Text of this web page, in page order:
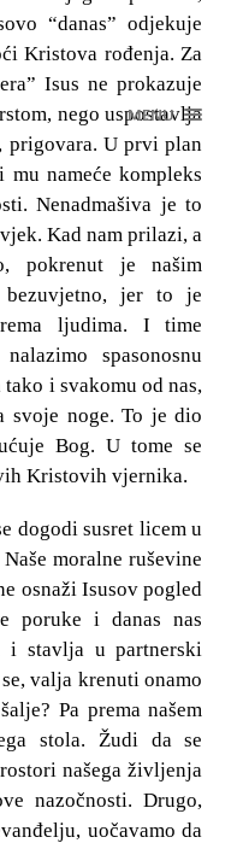
MENU
“danas” odjekuje
Kristova rođenja. Za
Isus ne prokazuje
nego uspostavlja
prigovara. U prvi plan
nameće kompleks
Nenadmašiva je to
Kad nam prilazi, a
pokrenut je našim
bezuvjetno, jer to je
ljudima. I time
spasonosnu
i svakomu od nas,
svoje noge. To je dio
Bog. U tome se
Kristovih vjernika.
dogodi susret licem u
moralne ruševine
osnaži Isusov pogled
poruke i danas nas
i stavlja u partnerski
valja krenuti onamo
Pa prema našem
stola. Žudi da se
našega življenja
nazočnosti. Drugo,
uočavamo da